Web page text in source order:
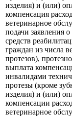
изделия) и (или)
компенсация
ветеринарное
подачи заявления
средств
граждан из числа
протезов),
выплата
инвалидами
протезы (кроме
изделия) и (или)
компенсации
ветеринарное